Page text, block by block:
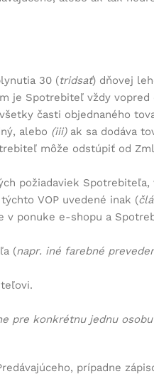
30 (tridsať) dňovej
je Spotrebiteľ vždy
časti objednaného
alebo (iii)ak sa dodáva
môže odstúpiť od
požiadaviek
VOP uvedené inak (
ponuke e-shopu a
(napr. iné farebné
pre konkrétnu jednu
prípadne